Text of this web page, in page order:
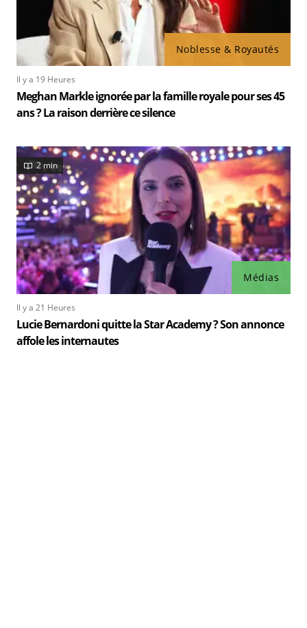
Noblesse & Royautés
Il y a 19 Heures
Meghan Markle ignorée par la famille royale pour ses 45
ans ? La raison derrière ce silence
Médias
2 min
Il y a 21 Heures
Lucie Bernardoni quitte la Star Academy ? Son annonce
affole les internautes